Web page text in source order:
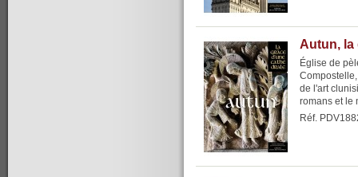
Autun, la
Église de
de l'art
romans et le
Réf.